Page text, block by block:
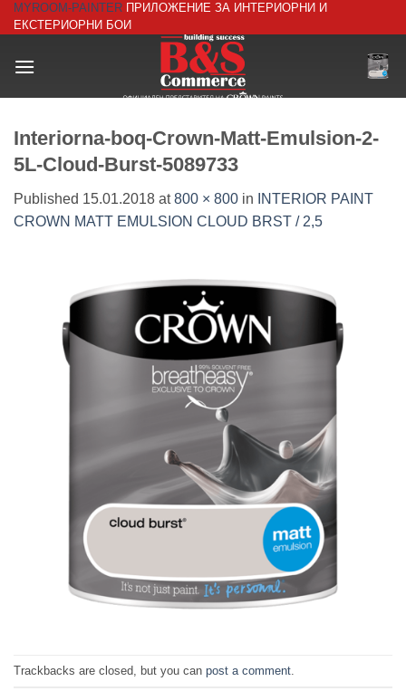
Skip
to
MYROOM-PAINTER ПРИЛОЖЕНИЕ ЗА ИНТЕРИОРНИ И
ЕКСТЕРИОРНИ БОИ
Interiorna-boq-Crown-Matt-Emulsion-2-
5L-Cloud-Burst-5089733
Published 15.01.2018 at800 × 800 in
INTERIOR PAINT
CROWN MATT EMULSION CLOUD BRST / 2,5
Trackbacks are closed, but you can post a comment